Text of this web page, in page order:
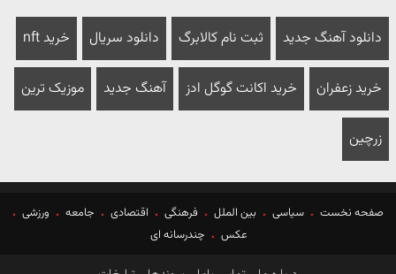
دانلود آهنگ جدید ثبت نام کالابرگ دانلود سریال خرید nft
خرید زعفران خرید اکانت گوگل ادز آهنگ جدید موزیک ترین
زرچین
صفحه نخست سیاسی بین الملل فرهنگی اقتصادی جامعه
ورزشی
عکس
چندرسانه ای